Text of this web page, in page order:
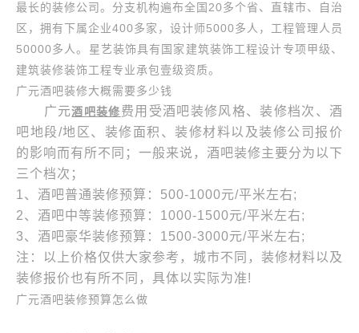
最长的装修公司。分支机构遍布全国20多个省、直辖市、自治
区，拥有下属企业400多家，设计师5000多人，工程管理人员
50000多人。星艺装饰具有国家建筑装饰工程设计专项甲级、
建筑装修装饰工程专业承包壹级资质。
广元酒吧装修大概需要多少钱
广元酒吧装修费用受酒吧装修风格、装修档次、酒
吧地段/地区、装修面积、装修材料以及装修公司报价
的影响而有所不同；一般来说，酒吧装修主要分为以下
三个档次；
1、酒吧普通装修预算：500-1000元/平米左右;
2、酒吧中等装修预算：1000-1500元/平米左右;
3、酒吧豪华装修预算：1500-3000元/平米左右;
注：以上价格仅供大家参考，城市不同，装修材料以及
装修报价也有所不同，具体以实际为准!
广元酒吧装修预算怎么做